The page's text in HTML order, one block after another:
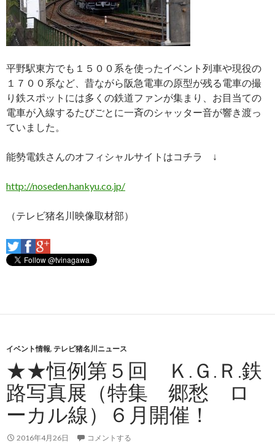
平野駅東方でも１５００系を使ったイベント列車や現役の
１７００系など、昔ながら阪急電車の原型が残る電車の撮
り鉄スポットには多くの鉄道ファンが集まり、お目当ての
電車が入線するたびごとに一斉のシャッター音が響き渡っ
ていました。
能勢電鉄さんのオフィシャルサイトはコチラ ↓
http://noseden.hankyu.co.jp/
（テレビ猪名川映像取材部）
イベント情報, テレビ猪名川ニュース
★★恒例第５回 Ｋ.Ｇ.Ｒ.鉄
路写真展（特集 郷愁 ロ
ーカル線）６月開催！
2016年4月26日 コメントする